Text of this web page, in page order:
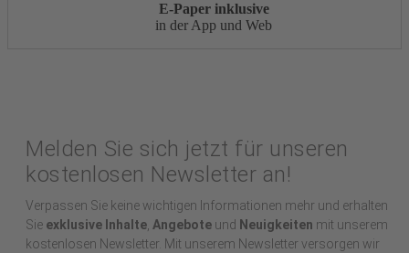
E-Paper inklusive
in der App und Web
Melden Sie sich jetzt für unseren
kostenlosen Newsletter an!
Verpassen Sie keine wichtigen Informationen mehr und erhalten
Sie exklusive Inhalte, Angebote und Neuigkeiten mit unserem
kostenlosen Newsletter. Mit unserem Newsletter versorgen wir